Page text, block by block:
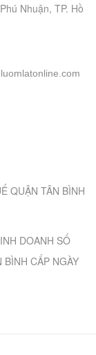
Nhuận, TP. Hồ
QUẬN TÂN BÌNH
DOANH SỐ
CẤP NGÀY